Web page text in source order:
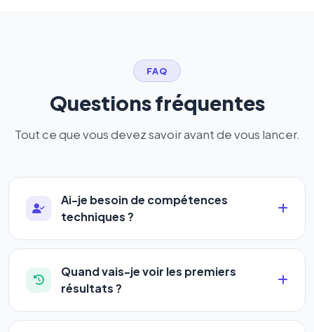
FAQ
Questions fréquentes
Tout ce que vous devez savoir avant de vous lancer.
Ai-je besoin de compétences
techniques ?
Absolument pas. Notre logiciel a été conçu pour
être accessible àtous les profils: artisans,
commerçants, auto-entrepreneurs, PME ou
complexe — vous renseignez l'adresse de votre
Quand vais-je voir les premiers
résultats ?
La plupart de nos utilisateurs observent une